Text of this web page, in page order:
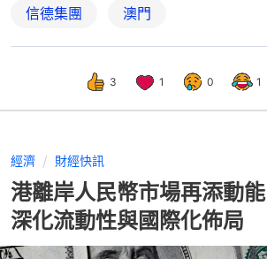
信德集團 澳門
3 1 0 1
經濟 財經快訊
港離岸人民幣市場再添動
深化流動性與國際化佈局